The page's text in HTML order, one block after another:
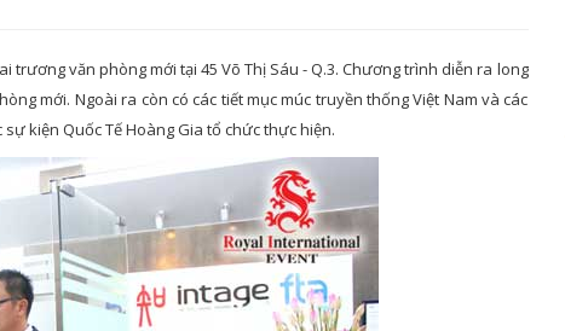
văn phòng mới tại 45 Võ Thị Sáu - Q.3. Chương trình diễn ra long
mới. Ngoài ra còn có các tiết mục múc truyền thống Việt Nam và các
kiện Quốc Tế Hoàng Gia tổ chức thực hiện.